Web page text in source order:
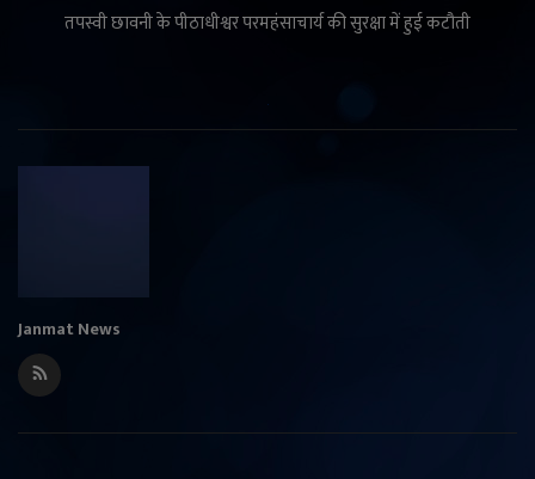
तपस्वी छावनी के पीठाधीश्वर परमहंसाचार्य की सुरक्षा में हुई कटौती
Janmat News